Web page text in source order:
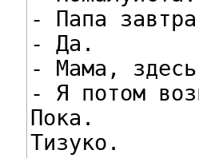
- Папа
- Да.
- Мама,
- Я потом
Пока.
Тизуко.